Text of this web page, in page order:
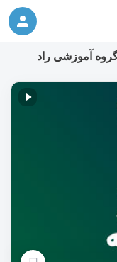
شرکت در ورکشاپ آنلاین
آموزشی راد